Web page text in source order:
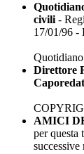
civili -
17/01/96 -
Direttore
AMICI
per questa